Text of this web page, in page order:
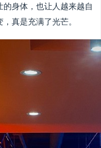
身体，也让人越来越自
真是充满了光芒。